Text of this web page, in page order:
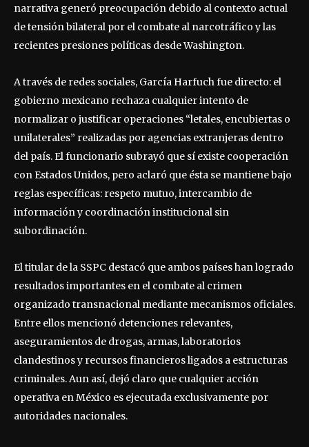
narrativa generó preocupación debido al contexto actual
de tensión bilateral por el combate al narcotráfico y las
recientes presiones políticas desde Washington.
A través de redes sociales, García Harfuch fue directo: el
gobierno mexicano rechaza cualquier intento de
normalizar o justificar operaciones “letales, encubiertas o
unilaterales” realizadas por agencias extranjeras dentro
del país. El funcionario subrayó que sí existe cooperación
con Estados Unidos, pero aclaró que ésta se mantiene bajo
reglas específicas: respeto mutuo, intercambio de
información y coordinación institucional sin
subordinación.
El titular de la SSPC destacó que ambos países han logrado
resultados importantes en el combate al crimen
organizado transnacional mediante mecanismos oficiales.
Entre ellos mencionó detenciones relevantes,
aseguramientos de drogas, armas, laboratorios
clandestinos y recursos financieros ligados a estructuras
criminales. Aun así, dejó claro que cualquier acción
operativa en México es ejecutada exclusivamente por
autoridades nacionales.